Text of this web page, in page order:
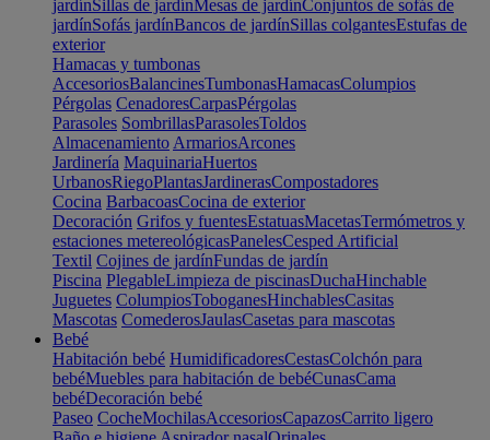
jardínSillas de jardínMesas de jardínConjuntos de sofás de
jardínSofás jardínBancos de jardínSillas colgantesEstufas de
exterior
Hamacas y tumbonas
AccesoriosBalancinesTumbonasHamacasColumpios
Pérgolas CenadoresCarpasPérgolas
Parasoles SombrillasParasolesToldos
Almacenamiento ArmariosArcones
Jardinería MaquinariaHuertos
UrbanosRiegoPlantasJardinerasCompostadores
Cocina BarbacoasCocina de exterior
Decoración Grifos y fuentesEstatuasMacetasTermómetros y
estaciones metereológicasPanelesCesped Artificial
Textil Cojines de jardínFundas de jardín
Piscina PlegableLimpieza de piscinasDuchaHinchable
Juguetes ColumpiosToboganesHinchablesCasitas
Mascotas ComederosJaulasCasetas para mascotas
Bebé
Habitación bebé HumidificadoresCestasColchón para
bebéMuebles para habitación de bebéCunasCama
bebéDecoración bebé
Paseo CocheMochilasAccesoriosCapazosCarrito ligero